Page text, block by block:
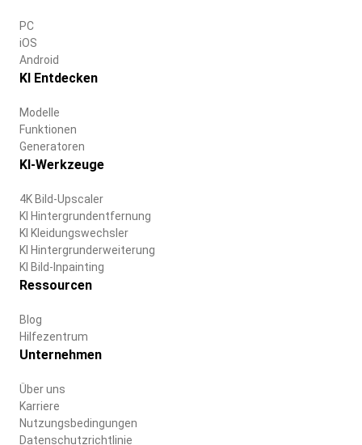
PC
iOS
Android
KI Entdecken
Modelle
Funktionen
Generatoren
KI-Werkzeuge
4K Bild-Upscaler
KI Hintergrundentfernung
KI Kleidungswechsler
KI Hintergrunderweiterung
KI Bild-Inpainting
Ressourcen
Blog
Hilfezentrum
Unternehmen
Über uns
Karriere
Nutzungsbedingungen
Datenschutzrichtlinie